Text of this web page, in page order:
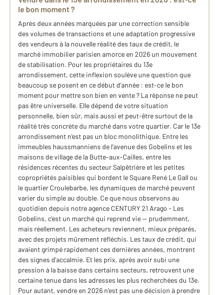
le bon moment ?
Après deux années marquées par une correction sensible
des volumes de transactions et une adaptation progressive
des vendeurs à la nouvelle réalité des taux de crédit, le
marché immobilier parisien amorce en 2026 un mouvement
de stabilisation. Pour les propriétaires du 13e
arrondissement, cette inflexion soulève une question que
beaucoup se posent en ce début d'année : est-ce le bon
moment pour mettre son bien en vente ? La réponse ne peut
pas être universelle. Elle dépend de votre situation
personnelle, bien sûr, mais aussi et peut-être surtout de la
réalité très concrète du marché dans votre quartier. Car le 13e
arrondissement n'est pas un bloc monolithique. Entre les
immeubles haussmanniens de l'avenue des Gobelins et les
maisons de village de la Butte-aux-Cailles, entre les
résidences récentes du secteur Salpêtrière et les petites
copropriétés paisibles qui bordent le Square René Le Gall ou
le quartier Croulebarbe, les dynamiques de marché peuvent
varier du simple au double. Ce que nous observons au
quotidien depuis notre agence CENTURY 21 Arago - Les
Gobelins, c'est un marché qui reprend vie — prudemment,
mais réellement. Les acheteurs reviennent, mieux préparés,
avec des projets mûrement réfléchis. Les taux de crédit, qui
avaient grimpé rapidement ces dernières années, montrent
des signes d'accalmie. Et les prix, après avoir subi une
pression à la baisse dans certains secteurs, retrouvent une
certaine tenue dans les adresses les plus recherchées du 13e.
Pour autant, vendre en 2026 n'est pas une décision à prendre